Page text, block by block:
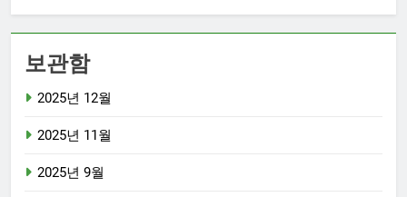
보관함
2025년 12월
2025년 11월
2025년 9월